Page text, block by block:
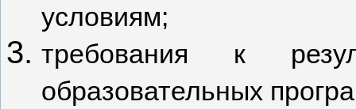
условиям;
требования к
образовательных